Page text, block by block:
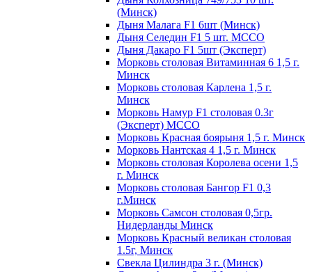
(Минск)
Дыня Малага F1 6шт (Минск)
Дыня Селедин F1 5 шт. МССО
Дыня Дакаро F1 5шт (Эксперт)
Морковь столовая Витаминная 6 1,5 г.
Минск
Морковь столовая Карлена 1,5 г.
Минск
Морковь Намур F1 столовая 0.3г
(Эксперт) МССО
Морковь Красная боярыня 1,5 г. Минск
Морковь Нантская 4 1,5 г. Минск
Морковь столовая Королева осени 1,5
г. Минск
Морковь столовая Бангор F1 0,3
г.Минск
Морковь Самсон столовая 0,5гр.
Нидерланды Минск
Морковь Красный великан столовая
1.5г, Минск
Свекла Цилиндра 3 г. (Минск)